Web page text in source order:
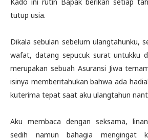
tutup usia.
Dikala sebulan sebelum ulangtahunku,
wafat, datang sepucuk surat untukku
merupakan sebuah Asuransi Jiwa
isinya memberitahukan bahwa ada
kuterima tepat saat aku ulangtahun
Aku membaca dengan seksama,
sedih namun bahagia mengingat